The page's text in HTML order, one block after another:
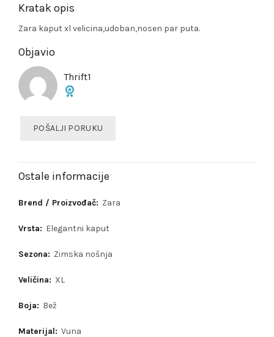
Kratak opis
Zara kaput xl velicina,udoban,nosen par puta.
Objavio
Thrift1
POŠALJI PORUKU
Ostale informacije
Brend / Proizvođač: Zara
Vrsta: Elegantni kaput
Sezona: Zimska nošnja
Veličina: XL
Boja: Bež
Materijal: Vuna